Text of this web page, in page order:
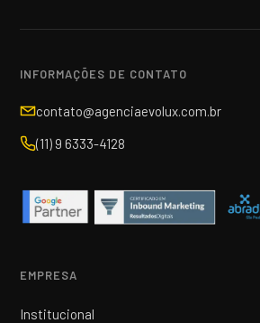
INFORMAÇÕES DE CONTATO
contato@agenciaevolux.com.br
(11) 9 6333-4128
EMPRESA
Institucional